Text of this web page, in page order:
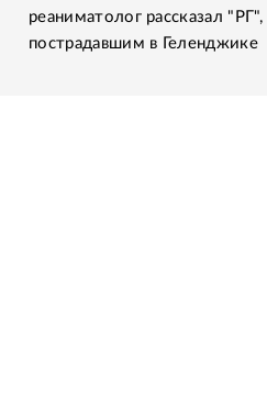
реаниматолог рассказал
пострадавшим в Геленджике